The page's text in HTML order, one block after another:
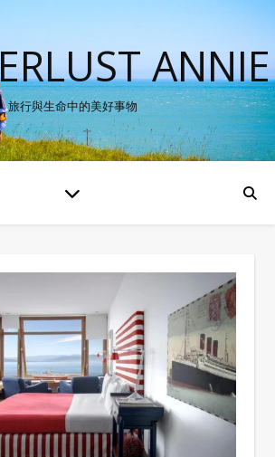
ANNIE
旅行與生命中的美好事物